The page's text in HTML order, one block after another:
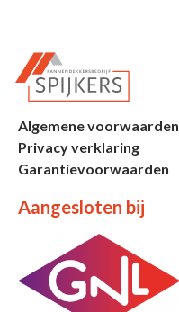
Algemene voorwaarden
Privacy verklaring
Garantievoorwaarden
Aangesloten bij